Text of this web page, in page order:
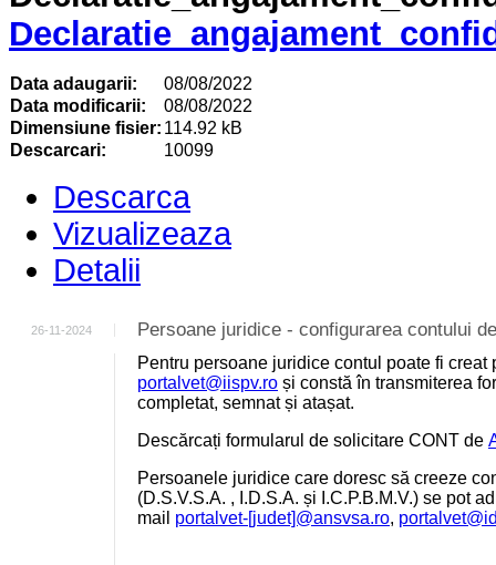
Data adaugarii:
08/08/2022
Data modificarii:
08/08/2022
Dimensiune fisier: 114.92 kB
Descarcari:
10099
Descarca
Vizualizeaza
Detalii
26-11-2024 Persoane juridice - configurarea contului
Pentru persoane juridice contul poate fi
portalvet@iispv.ro și constă în transmiterea
completat, semnat și atașat.
Descărcați formularul de solicitare CONT de
Persoanele juridice care doresc să creeze
(D.S.V.S.A. , I.D.S.A. și I.C.P.B.M.V.) se pot
mail portalvet-[judet]@ansvsa.ro,